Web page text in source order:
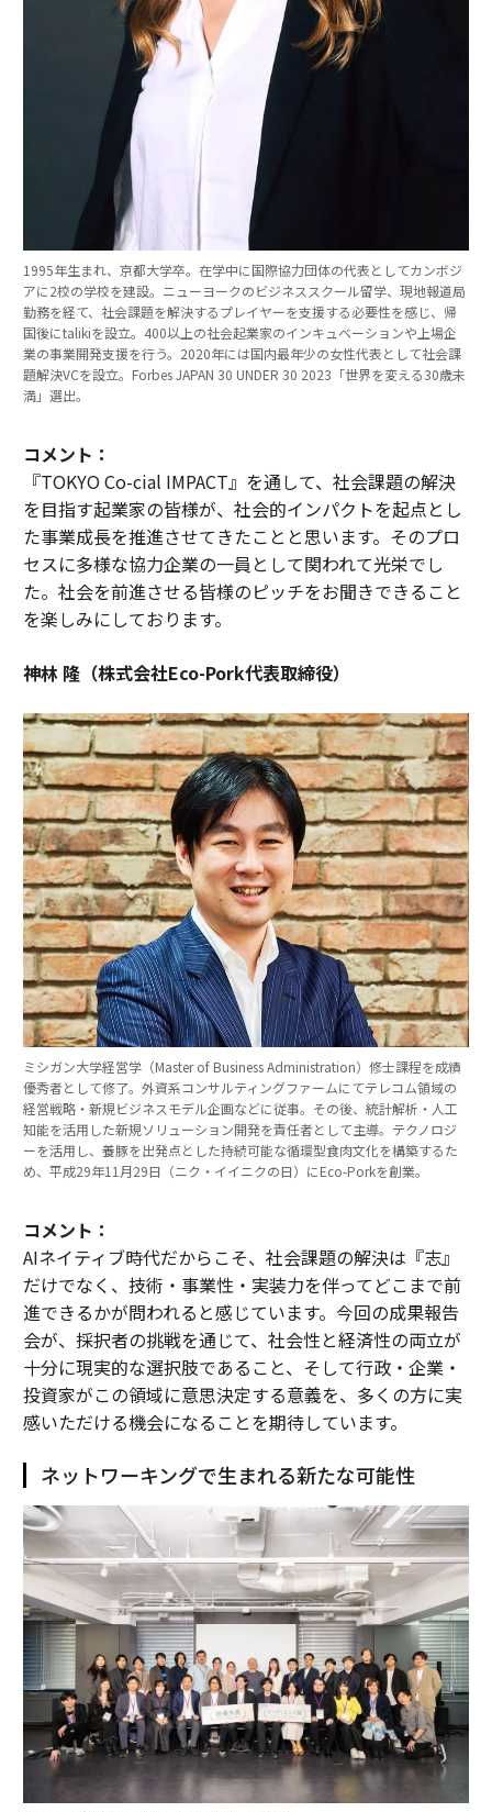
1995年生まれ、京都大学卒。在学中に国際協力団体の代表としてカンボジ
アに2校の学校を建設。ニューヨークのビジネススクール留学、現地報道局
勤務を経て、社会課題を解決するプレイヤーを支援する必要性を感じ、帰
国後にtalikiを設立。400以上の社会起業家のインキュベーションや上場企
業の事業開発支援を行う。2020年には国内最年少の女性代表として社会課
題解決VCを設立。Forbes JAPAN 30 UNDER 30 2023「世界を変える30歳未
満」選出。
コメント：
『TOKYO Co-cial IMPACT』を通して、社会課題の解決
を目指す起業家の皆様が、社会的インパクトを起点とし
た事業成長を推進させてきたことと思います。そのプロ
セスに多様な協力企業の一員として関われて光栄でし
た。社会を前進させる皆様のピッチをお聞きできること
を楽しみにしております。
神林 隆（株式会社Eco-Pork代表取締役）
ミシガン大学経営学（Master of Business Administration）修士課程を成績
優秀者として修了。外資系コンサルティングファームにてテレコム領域の
経営戦略・新規ビジネスモデル企画などに従事。その後、統計解析・人工
知能を活用した新規ソリューション開発を責任者として主導。テクノロジ
ーを活用し、養豚を出発点とした持続可能な循環型食肉文化を構築するた
め、平成29年11月29日（ニク・イイニクの日）にEco-Porkを創業。
コメント：
AIネイティブ時代だからこそ、社会課題の解決は『志』
だけでなく、技術・事業性・実装力を伴ってどこまで前
進できるかが問われると感じています。今回の成果報告
会が、採択者の挑戦を通じて、社会性と経済性の両立が
十分に現実的な選択肢であること、そして行政・企業・
投資家がこの領域に意思決定する意義を、多くの方に実
感いただける機会になることを期待しています。
ネットワーキングで生まれる新たな可能性